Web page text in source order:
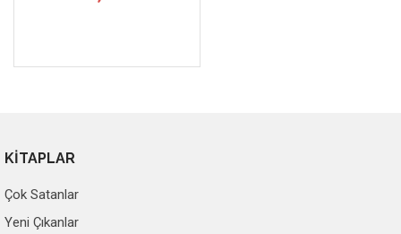
KİTAPLAR
Çok Satanlar
Yeni Çıkanlar